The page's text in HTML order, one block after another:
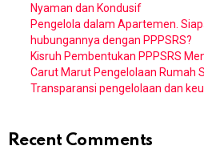
Nyaman dan Kondusif
Pengelola dalam Apartemen.
hubungannya dengan PPPSRS?
Kisruh Pembentukan PPPSRS
Carut Marut Pengelolaan Rumah
Transparansi pengelolaan dan
Recent Comments